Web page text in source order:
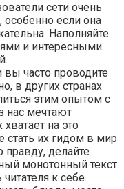
сети очень
если она
Наполняйте
и интересными
вы часто проводите
в других странах
этим опытом с
нас мечтают
на это
стать их гидом в мир
делайте
монотонный текст
к себе.